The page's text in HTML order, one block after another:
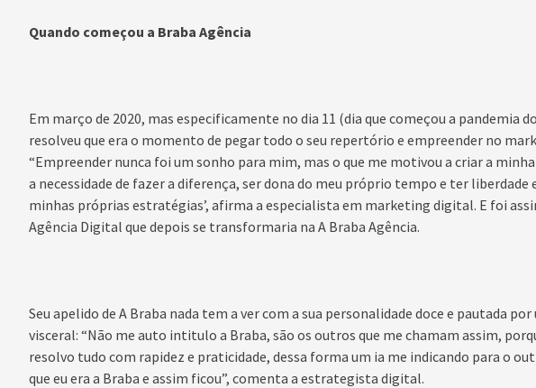
Quando começou a Braba Agência
Em março de 2020, mas especificamente no dia 11 (dia que começou a pandemia
resolveu que era o momento de pegar todo o seu repertório e empreender no
“Empreender nunca foi um sonho para mim, mas o que me motivou a criar a
a necessidade de fazer a diferença, ser dona do meu próprio tempo e ter liberdade
minhas próprias estratégias’, afirma a especialista em marketing digital. E foi
Agência Digital que depois se transformaria na A Braba Agência.
Seu apelido de A Braba nada tem a ver com a sua personalidade doce e pautada
visceral: “Não me auto intitulo a Braba, são os outros que me chamam assim,
resolvo tudo com rapidez e praticidade, dessa forma um ia me indicando para o
que eu era a Braba e assim ficou”, comenta a estrategista digital.